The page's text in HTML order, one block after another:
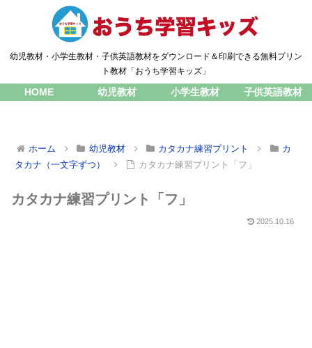
幼児教材・小学生教材・子供英語教材をダウンロード＆印刷できる無料プリン
ト教材「おうち学習キッズ」
HOME 幼児教材 小学生教材 子供英語教材
ホーム 幼児教材 カタカナ練習プリント
カ
タカナ（一文字ずつ）
カタカナ練習プリント「フ」
カタカナ練習プリント「フ」
2025.10.16